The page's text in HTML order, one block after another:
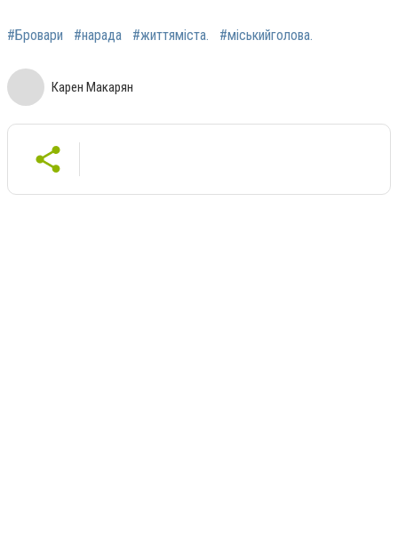
#Бровари #нарада #життяміста. #міськийголова.
Карен Макарян